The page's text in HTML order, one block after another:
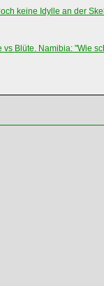
keine Idylle an der
Blüte. Namibia: "Wie